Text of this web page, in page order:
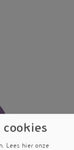
Lees hier onze